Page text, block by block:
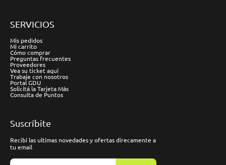
SERVICIOS
Mis pedidos
Mi carrito
Cómo comprar
Preguntas frecuentes
Proveedores
Vea su ticket aquí
Trabaje con nosotros
Portal GDU
Solicitá la Tarjeta Más
Consulta de Puntos
Suscríbite
Recibí las ultimas novedades y ofertas direcamente a
tu email